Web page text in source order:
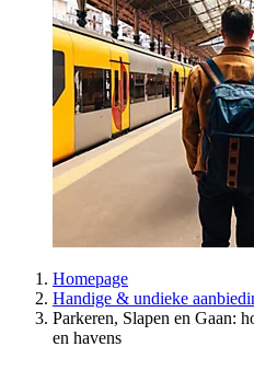
Homepage
Handige & undieke
Parkeren, Slapen en Gaan:
en havens